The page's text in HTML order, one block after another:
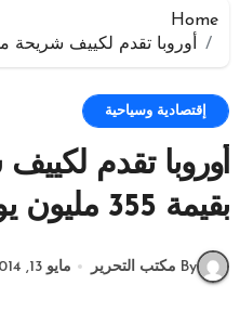
Home
أوروبا تقدم لكييف شريحة مساعدات
إقتصادية وسياحية
أوروبا تقدم
بقيمة 355 مليون يورو
By مكتب التحرير مايو 13, 2014